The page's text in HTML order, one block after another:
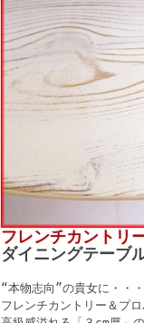
フレンチカントリ
ダイニングテーブ
“本物志向”の貴女に・・
フレンチカントリー＆プ